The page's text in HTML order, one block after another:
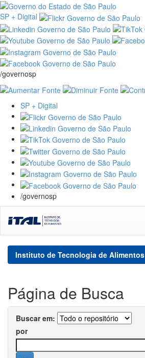
SP + Digital
/governosp
SP + Digital
/governosp
navigation
Instituto de Tecnologia de Alimentos
Página de Busca
Buscar em:
por